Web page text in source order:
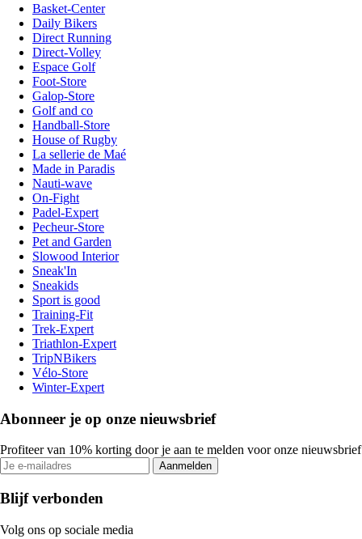
Basket-Center
Daily Bikers
Direct Running
Direct-Volley
Espace Golf
Foot-Store
Galop-Store
Golf and co
Handball-Store
House of Rugby
La sellerie de Maé
Made in Paradis
Nauti-wave
On-Fight
Padel-Expert
Pecheur-Store
Pet and Garden
Slowood Interior
Sneak'In
Sneakids
Sport is good
Training-Fit
Trek-Expert
Triathlon-Expert
TripNBikers
Vélo-Store
Winter-Expert
Abonneer je op onze nieuwsbrief
Profiteer van 10% korting door je aan te melden voor onze nieuwsbrief
Aanmelden
Blijf verbonden
Volg ons op sociale media